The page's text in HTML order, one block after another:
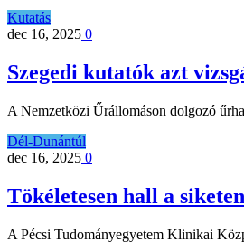
Kutatás
dec 16, 2025 0
Szegedi kutatók azt
A Nemzetközi Űrállomáson dolgozó
Dél-Dunántúl
dec 16, 2025 0
Tökéletesen hall a
A Pécsi Tudományegyetem Klinikai